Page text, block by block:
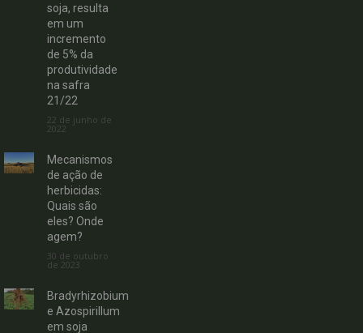
soja, resulta
em um
incremento
de 5% da
produtividade
na safra
21/22
22 de junho de
2022
Mecanismos
de ação de
herbicidas:
Quais são
eles? Onde
agem?
30 de outubro
de 2023
Bradyrhizobium
e Azospirillum
em soja